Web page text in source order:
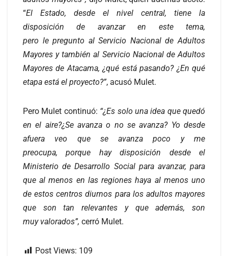
“El Estado, desde el nivel central, tiene la
disposición de avanzar en este tema,
pero lepregunto al Servicio Nacional de Adultos
Mayores y también al Servicio Nacional de Adultos
Mayores de Atacama,¿qué está pasando? ¿En qué
etapa está el proyecto?”, acusó Mulet.
Pero Mulet continuó: “¿Es solo una idea que quedó
en el aire?¿Se avanza o no se avanza? Yo desde
afuera veo que se avanza poco y me
preocupa, porque hay disposición desde el
Ministerio de Desarrollo Social para avanzar, para
que al menos en las regiones haya al menos uno
de estos centros diurnos para los adultos mayores
que son tan relevantes y queademás, son
muy valorados”, cerró Mulet.
Post Views: 109